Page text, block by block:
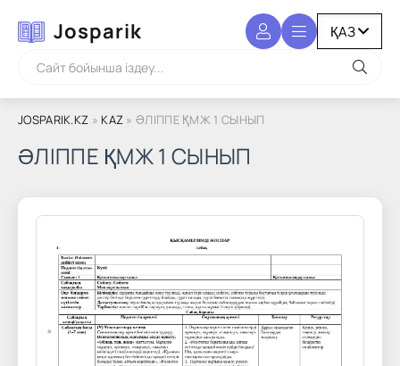
Josparik
JOSPARIK.KZ » KAZ » ӘЛІППЕ ҚМЖ 1 СЫНЫП
ӘЛІППЕ ҚМЖ 1 СЫНЫП